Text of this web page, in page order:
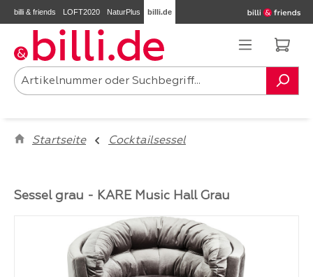
Zum Hauptinhalt springen
billi & friends LOFT2020 NaturPlus billi.de
Startseite Cocktailsessel
Bildergalerie überspringen
Sessel grau - KARE Music Hall Grau